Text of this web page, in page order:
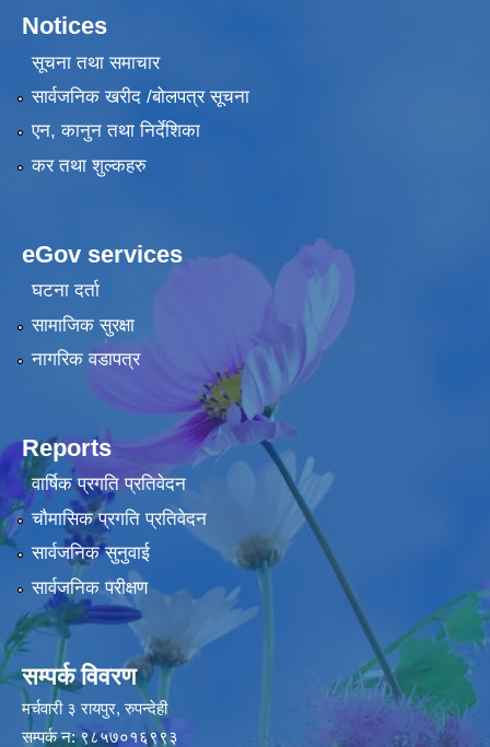
Notices
सूचना तथा समाचार
सार्वजनिक खरीद /बोलपत्र सूचना
एन, कानुन तथा निर्देशिका
कर तथा शुल्कहरु
eGov services
घटना दर्ता
सामाजिक सुरक्षा
नागरिक वडापत्र
Reports
वार्षिक प्रगति प्रतिवेदन
चौमासिक प्रगति प्रतिवेदन
सार्वजनिक सुनुवाई
सार्वजनिक परीक्षण
सम्पर्क विवरण
मर्चवारी ३ रायपुर, रुपन्देही
सम्पर्क न: ९८५७०१६९९३